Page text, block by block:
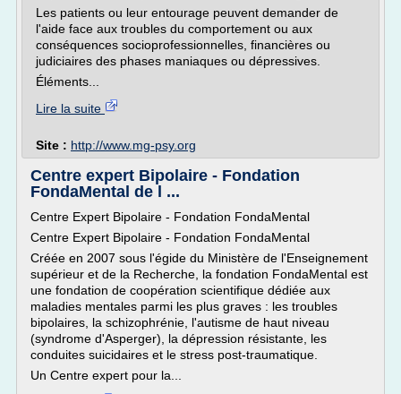
Les patients ou leur entourage peuvent demander de
l'aide face aux troubles du comportement ou aux
conséquences socioprofessionnelles, financières ou
judiciaires des phases maniaques ou dépressives.
Éléments...
Lire la suite
Site : http://www.mg-psy.org
Centre expert Bipolaire - Fondation
FondaMental de l ...
Centre Expert Bipolaire - Fondation FondaMental
Centre Expert Bipolaire - Fondation FondaMental
Créée en 2007 sous l'égide du Ministère de l'Enseignement
supérieur et de la Recherche, la fondation FondaMental est
une fondation de coopération scientifique dédiée aux
maladies mentales parmi les plus graves : les troubles
bipolaires, la schizophrénie, l'autisme de haut niveau
(syndrome d'Asperger), la dépression résistante, les
conduites suicidaires et le stress post-traumatique.
Un Centre expert pour la...